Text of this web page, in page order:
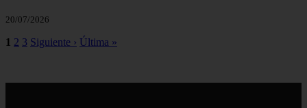
20/07/2026
1 2 3 Siguiente › Última »